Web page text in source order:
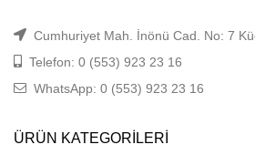
Cumhuriyet Mah. İnönü Cad. No: 7
Telefon: 0 (553) 923 23 16
WhatsApp: 0 (553) 923 23 16
ÜRÜN KATEGORILERI